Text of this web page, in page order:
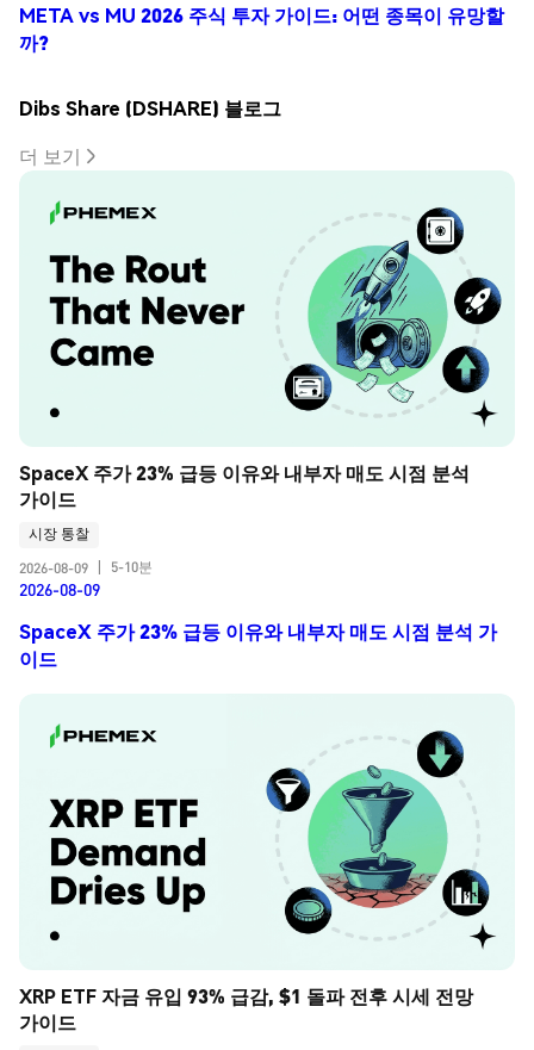
META vs MU 2026 주식 투자 가이드: 어떤 종목이 유망할
까?
Dibs Share (DSHARE) 블로그
더 보기
SpaceX 주가 23% 급등 이유와 내부자 매도 시점 분석
가이드
시장 통찰
2026-08-09
5-10분
2026-08-09
SpaceX 주가 23% 급등 이유와 내부자 매도 시점 분석 가
이드
XRP ETF 자금 유입 93% 급감, $1 돌파 전후 시세 전망
가이드